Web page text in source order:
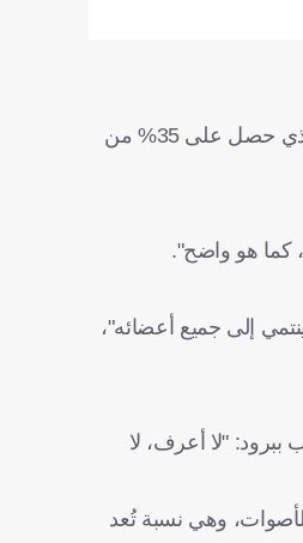
وقال: "تعلمت، أولاً، درسًا عن ريال مدريد، وأن أحدهم ارتكب خطأً عندما تقدم"، في إشارة ضمنية إلى منافسه ريكيلمي الذي حصل على 35% من
كما هو واضح".
إلى جميع أعضائه"،
ببرود: "لا أعرف، لا
في التقليل من شأن المعارضة التي واجهها، رغم حصول ريكيلمي على 35% من الأصوات، وهي نسبة تُعد